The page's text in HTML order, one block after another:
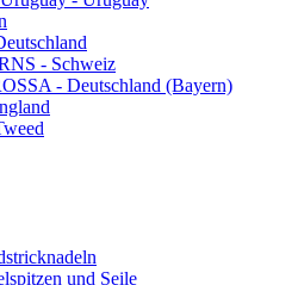
- Schweiz
- Deutschland (Bayern)
und Seile